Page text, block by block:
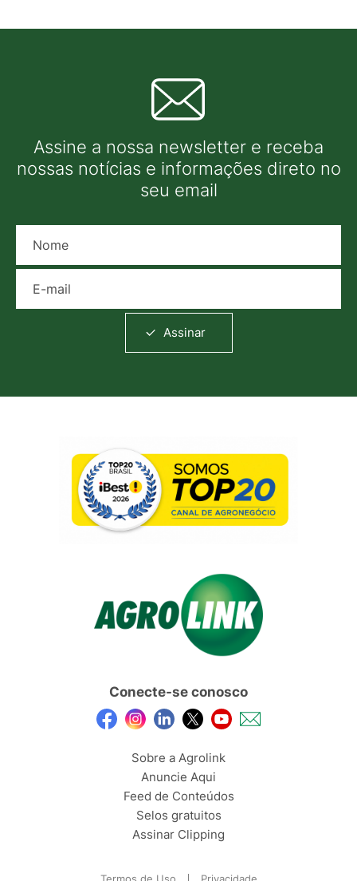
Assine a nossa newsletter e receba
nossas notícias e informações direto no
seu email
Assinar
Conecte-se conosco
Sobre a Agrolink
Anuncie Aqui
Feed de Conteúdos
Selos gratuitos
Assinar Clipping